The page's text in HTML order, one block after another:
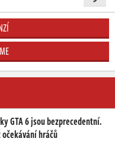
GTA 6 jsou bezprecedentní.
hráčů